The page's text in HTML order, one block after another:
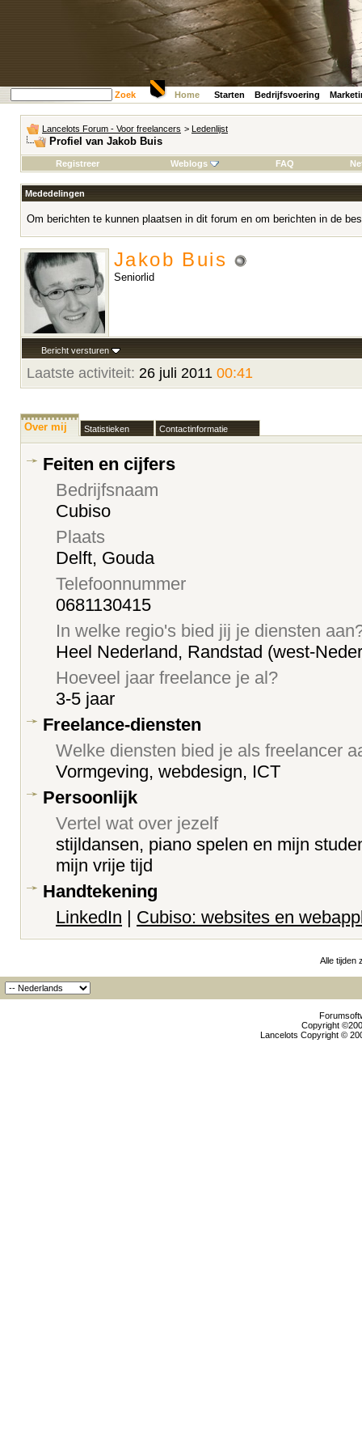
Zoek Home Starten Bedrijfsvoering
Lancelots Forum - Voor freelancers > Ledenlijst
Profiel van Jakob Buis
Registreer Weblogs FAQ
Mededelingen
Om berichten te kunnen plaatsen in dit forum en om berichten in de
Jakob Buis
Seniorlid
Bericht versturen
Laatste activiteit: 26 juli 2011 00:41
Over mij Statistieken Contactinformatie
Feiten en cijfers
Bedrijfsnaam
Cubiso
Plaats
Delft, Gouda
Telefoonnummer
0681130415
In welke regio's bied jij je diensten
Heel Nederland, Randstad (west-
Hoeveel jaar freelance je al?
3-5 jaar
Freelance-diensten
Welke diensten bied je als freelancer
Vormgeving, webdesign, ICT
Persoonlijk
Vertel wat over jezelf
stijldansen, piano spelen en mijn
mijn vrije tijd
Handtekening
LinkedIn | Cubiso: websites en
Alle tijden
Copyright
Lancelots Copyright ©